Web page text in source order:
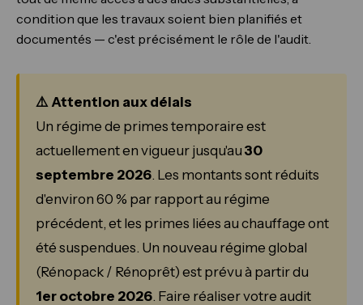
condition que les travaux soient bien planifiés et
documentés — c'est précisément le rôle de l'audit.
⚠️ Attention aux délais
Un régime de primes temporaire est
actuellement en vigueur jusqu'au 30
septembre 2026. Les montants sont réduits
d'environ 60 % par rapport au régime
précédent, et les primes liées au chauffage ont
été suspendues. Un nouveau régime global
(Rénopack / Rénoprêt) est prévu à partir du
1er octobre 2026. Faire réaliser votre audit